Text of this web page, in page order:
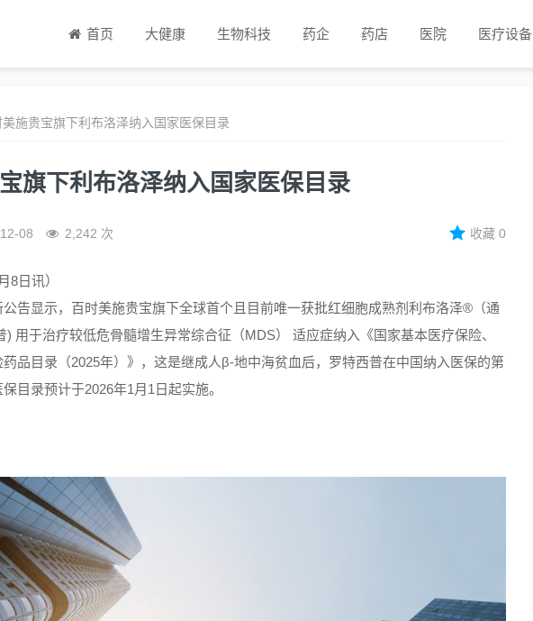
首页 大健康 生物科技 药企 药店 医院 医疗设备
美施贵宝旗下利布洛泽纳入国家医保目录
旗下利布洛泽纳入国家医保目录
08 2,242 次 收藏0
8日讯）
公告显示，百时美施贵宝旗下全球首个且目前唯一获批红细胞成熟剂利布洛泽®（通
) 用于治疗较低危骨髓增生异常综合征（MDS） 适应症纳入《国家基本医疗保险、
品目录（2025年）》，这是继成人β-地中海贫血后，罗特西普在中国纳入医保的第
目录预计于2026年1月1日起实施。